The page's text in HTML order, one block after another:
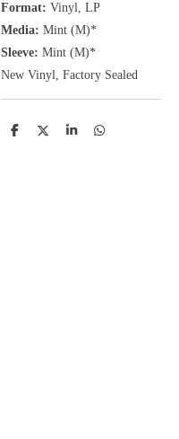
Format: Vinyl, LP
Media: Mint (M)*
Sleeve: Mint (M)*
New Vinyl, Factory Sealed
D
D
S
D